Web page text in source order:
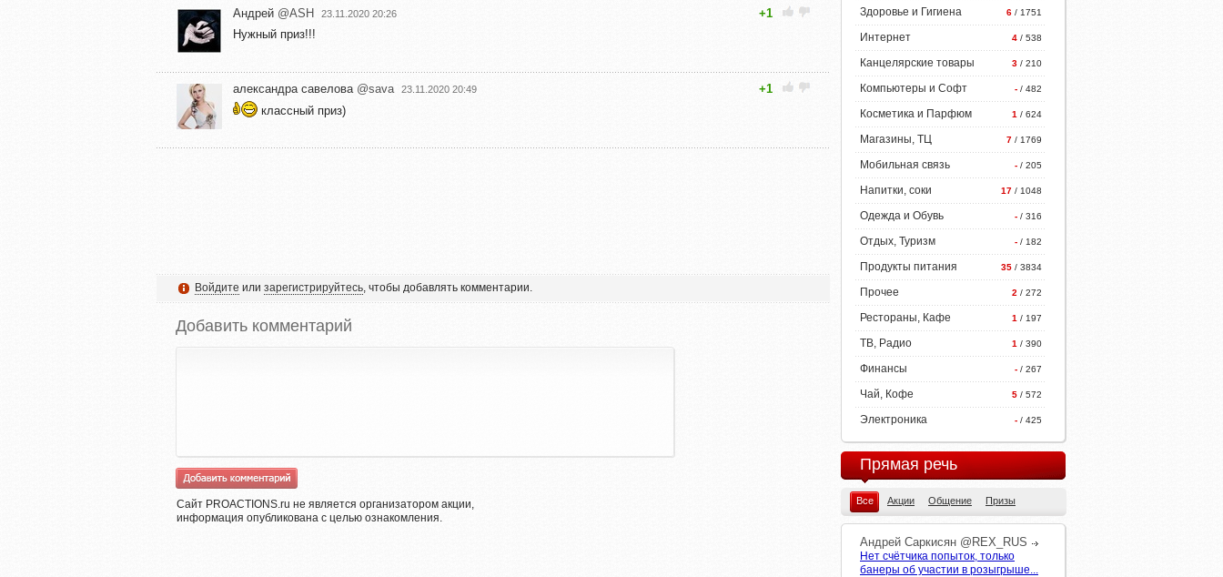
Андрей @ASH 23.11.2020 20:26
+1
Нужный приз!!!
александра савелова @sava 23.11.2020 20:49
+1
классный приз)
Войдите или зарегистрируйтесь, чтобы добавлять комментарии.
Добавить комментарий
Сайт PROACTIONS.ru не является организатором акции,
информация опубликована с целью ознакомления.
6 / 1751
Здоровье и Гигиена
4 / 538
Интернет
3 / 210
Канцелярские товары
- / 482
Компьютеры и Софт
1 / 624
Косметика и Парфюм
7 / 1769
Магазины, ТЦ
- / 205
Мобильная связь
17 / 1048
Напитки, соки
- / 316
Одежда и Обувь
- / 182
Отдых, Туризм
35 / 3834
Продукты питания
2 / 272
Прочее
1 / 197
Рестораны, Кафе
1 / 390
ТВ, Радио
- / 267
Финансы
5 / 572
Чай, Кофе
- / 425
Электроника
Прямая речь
Все Акции Общение Призы
Андрей Саркисян @REX_RUS
Нет счётчика попыток, только
банеры об участии в розыгрыше...